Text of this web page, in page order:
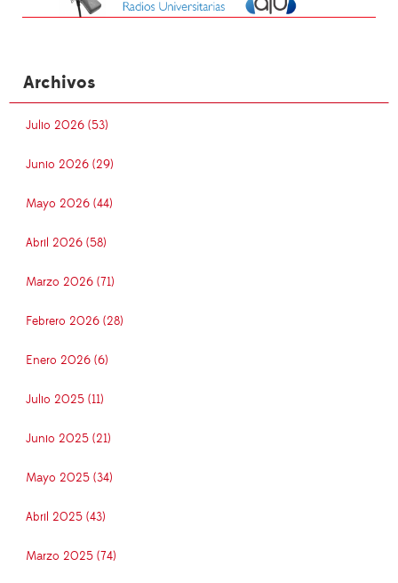
Archivos
Julio 2026 (53)
Junio 2026 (29)
Mayo 2026 (44)
Abril 2026 (58)
Marzo 2026 (71)
Febrero 2026 (28)
Enero 2026 (6)
Julio 2025 (11)
Junio 2025 (21)
Mayo 2025 (34)
Abril 2025 (43)
Marzo 2025 (74)